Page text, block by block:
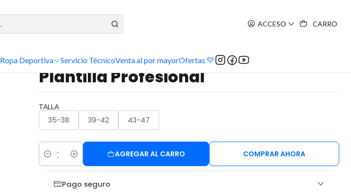
ACCESO CARRO
Ropa Deportiva Servicio TécnicoVenta al por mayorOfertas 💛
|
Plantilla Profesional
TALLA
35-38 39-42 43-47
Cantidad
AGREGAR AL CARRO COMPRAR AHORA
Pago seguro